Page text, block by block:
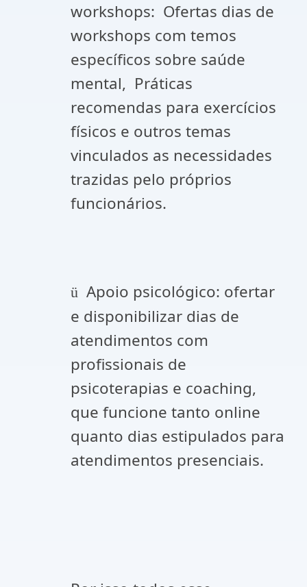
workshops: Ofertas dias de
workshops com temos
específicos sobre saúde
mental, Práticas
recomendas para exercícios
físicos e outros temas
vinculados as necessidades
trazidas pelo próprios
funcionários.
üApoio psicológico: ofertar
e disponibilizar dias de
atendimentos com
profissionais de
psicoterapias e coaching,
que funcione tanto online
quanto dias estipulados para
atendimentos presenciais.